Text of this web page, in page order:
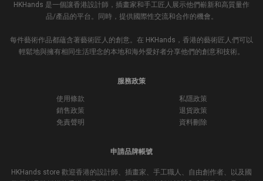
HKHands 是一個讓香港設計師，插畫家和手工匠人展示他們嶄新和高質量作
品/產品的平台。同時，提供國際性交流和合作的機會。
每件藝術作品都蘊含著藝術匠人的創意。在 HKHands，香港的藝術匠人們可以
輕鬆地與擁有相同生活理念的本地和海外愛好者分享他們的創意和技術。
服務政策
使用條款
私隱政策
銷售政策
退貨政策
免責聲明
資料刪除
申請品牌帳號
HKHands store 歡迎香港的設計師、插畫家、手工職人、自由創作者、以及國